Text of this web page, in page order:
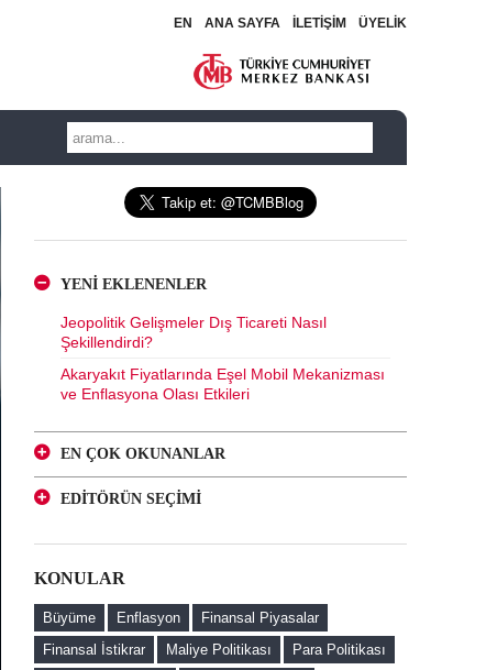
EN ANA SAYFA İLETİŞİM ÜYELİK
YENİ EKLENENLER
Jeopolitik Gelişmeler Dış Ticareti Nasıl
Şekillendirdi?
Akaryakıt Fiyatlarında Eşel Mobil Mekanizması
ve Enflasyona Olası Etkileri
EN ÇOK OKUNANLAR
Kur Korumalı ve Geleneksel Mevduatlara
Yatırımcı Perspektifinden Bir Bakış
Türk Lirası Mevduatı Teşvik Etmeye Yönelik
Döviz Alım Davranışları
EDİTÖRÜN SEÇİMİ
Türk Lirası Mevduatı Teşvik Etmeye Yönelik
Düzenlemelerin Faizlere Etkisi
Kur Korumalı Mevduat (KKM) Sahibi Firmaların
Döviz Alım Davranışları
KONULAR
Büyüme Enflasyon
Finansal Piyasalar
Finansal İstikrar
Maliye Politikası
Para Politikası